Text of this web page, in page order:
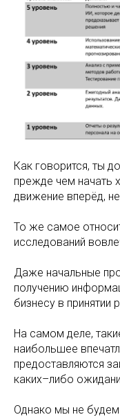
Как говорится, ты
прежде чем начать
движение вперёд, не
То же самое
исследований
Даже начальные
получению
бизнесу в принятии
На самом деле,
наибольшее
предоставляются
каких–либо
Однако мы не